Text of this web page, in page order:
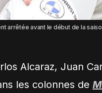
arrêtée avant le début de la
Alcaraz, Juan
les colonnes de